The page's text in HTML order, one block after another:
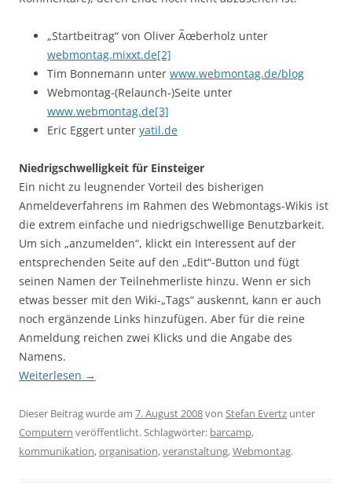
„Startbeitrag“ von Oliver Ãœberholz unter
webmontag.mixxt.de[2]
Tim Bonnemann unter www.webmontag.de/blog
Webmontag-(Relaunch-)Seite unter
www.webmontag.de[3]
Eric Eggert unter yatil.de
Niedrigschwelligkeit für Einsteiger
Ein nicht zu leugnender Vorteil des bisherigen
Anmeldeverfahrens im Rahmen des Webmontags-Wikis ist
die extrem einfache und niedrigschwellige Benutzbarkeit.
Um sich „anzumelden“, klickt ein Interessent auf der
entsprechenden Seite auf den „Edit“-Button und fügt
seinen Namen der Teilnehmerliste hinzu. Wenn er sich
etwas besser mit den Wiki-„Tags“ auskennt, kann er auch
noch ergänzende Links hinzufügen. Aber für die reine
Anmeldung reichen zwei Klicks und die Angabe des
Namens.
Weiterlesen →
Dieser Beitrag wurde am 7. August 2008von Stefan Evertz unter
Computern veröffentlicht. Schlagwörter: barcamp,
kommunikation,organisation,veranstaltung,Webmontag.